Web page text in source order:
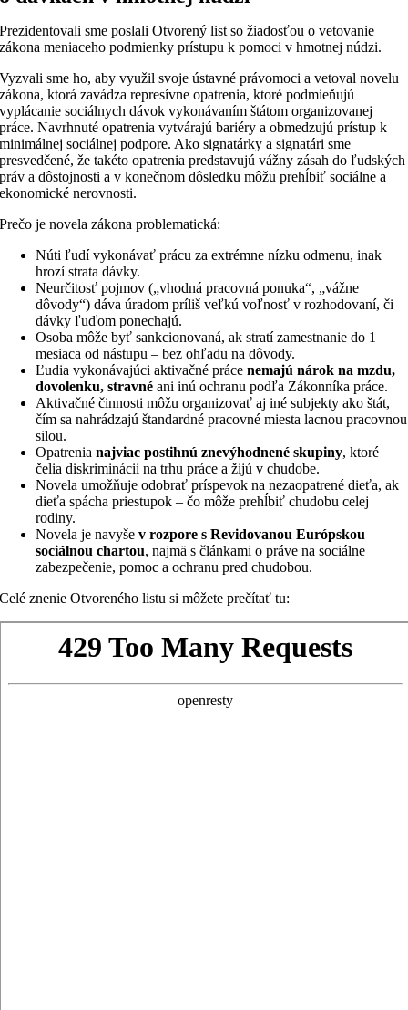
Prezidentovali sme poslali Otvorený list so žiadosťou o vetovanie
zákona meniaceho podmienky prístupu k pomoci v hmotnej núdzi.
Vyzvali sme ho, aby využil svoje ústavné právomoci a vetoval novelu
zákona, ktorá zavádza represívne opatrenia, ktoré podmieňujú
vyplácanie sociálnych dávok vykonávaním štátom organizovanej
práce. Navrhnuté opatrenia vytvárajú bariéry a obmedzujú prístup k
minimálnej sociálnej podpore. Ako signatárky a signatári sme
presvedčené, že takéto opatrenia predstavujú vážny zásah do ľudských
práv a dôstojnosti a v konečnom dôsledku môžu prehĺbiť sociálne a
ekonomické nerovnosti.
Prečo je novela zákona problematická:
Núti ľudí vykonávať prácu za extrémne nízku odmenu, inak
hrozí strata dávky.
Neurčitosť pojmov („vhodná pracovná ponuka“, „vážne
dôvody“) dáva úradom príliš veľkú voľnosť v rozhodovaní, či
dávky ľuďom ponechajú.
Osoba môže byť sankcionovaná, ak stratí zamestnanie do 1
mesiaca od nástupu – bez ohľadu na dôvody.
Ľudia vykonávajúci aktivačné prácenemajú nárok na mzdu,
dovolenku, stravné ani inú ochranu podľa Zákonníka práce.
Aktivačné činnosti môžu organizovať aj iné subjekty ako štát,
čím sa nahrádzajú štandardné pracovné miesta lacnou pracovnou
silou.
Opatrenianajviac postihnú znevýhodnené skupiny, ktoré
čelia diskriminácii na trhu práce a žijú v chudobe.
Novela umožňuje odobrať príspevok na nezaopatrené dieťa, ak
dieťa spácha priestupok – čo môže prehĺbiť chudobu celej
rodiny.
Novela je navyšev rozpore s Revidovanou Európskou
sociálnou chartou, najmä s článkami o práve na sociálne
zabezpečenie, pomoc a ochranu pred chudobou.
Celé znenie Otvoreného listu si môžete prečítať tu: